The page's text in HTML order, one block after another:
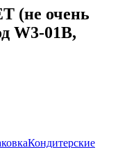
(не очень
W3-01B,
Кондитерские